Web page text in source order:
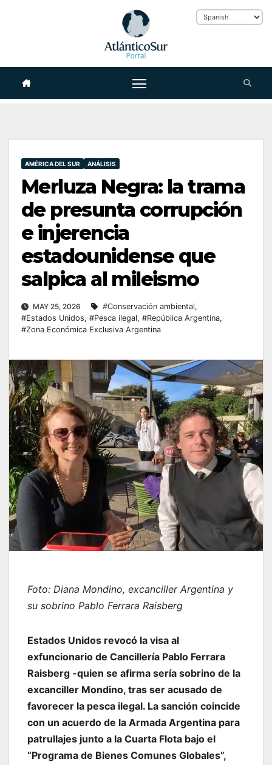
AMÉRICA DEL SUR ANÁLISIS
Merluza Negra: la trama
de presunta corrupción
e injerencia
estadounidense que
salpica al mileismo
MAY 25, 2026 #Conservación ambiental,
#Estados Unidos, #Pesca ilegal, #República Argentina,
#Zona Económica Exclusiva Argentina
Foto: Diana Mondino, excanciller Argentina y
su sobrino Pablo Ferrara Raisberg
Estados Unidos revocó la visa al
exfuncionario de Cancillería Pablo Ferrara
Raisberg -quien se afirma sería sobrino de la
excanciller Mondino, tras ser acusado de
favorecer la pesca ilegal. La sanción coincide
con un acuerdo de la Armada Argentina para
patrullajes junto a la Cuarta Flota bajo el
“Programa de Bienes Comunes Globales”,